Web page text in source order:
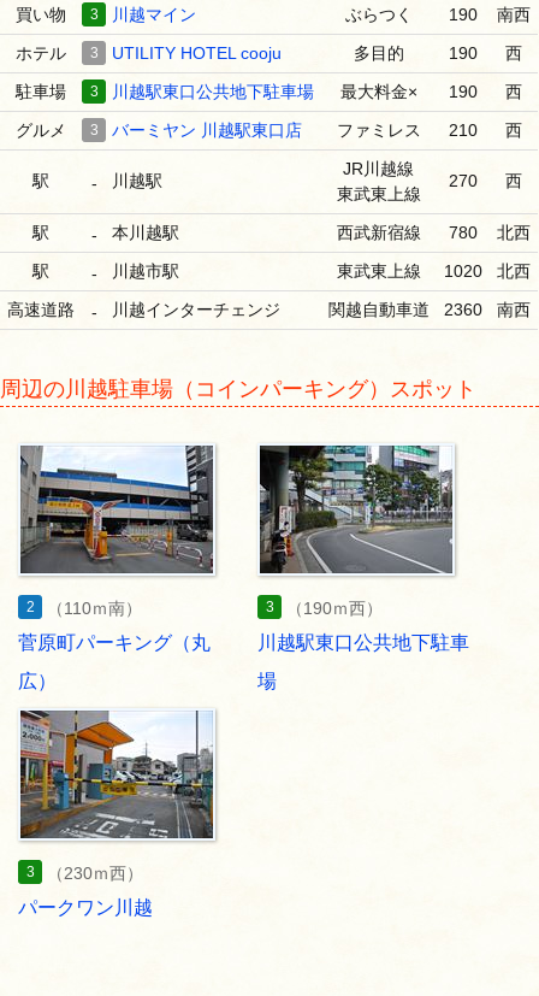
買い物 3 川越マイン ぶらつく 190 南西
ホテル 3 UTILITY HOTEL cooju 多目的 190 西
駐車場 3 川越駅東口公共地下駐車場 最大料金× 190 西
グルメ 3 バーミヤン 川越駅東口店 ファミレス 210 西
駅 - 川越駅
JR川越線
東武東上線
270 西
駅 - 本川越駅 西武新宿線 780 北西
駅 - 川越市駅 東武東上線 1020 北西
高速道路 - 川越インターチェンジ 関越自動車道 2360 南西
周辺の川越駐車場（コインパーキング）スポット
2 （110ｍ南）
菅原町パーキング（丸
広）
3 （190ｍ西）
川越駅東口公共地下駐車
場
3 （230ｍ西）
パークワン川越